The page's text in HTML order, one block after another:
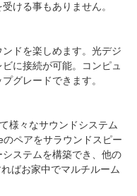
ける事もありません。
ドを楽しめます。光デジ
に接続が可能。コンピュ
グレードできます。
様々なサウンドシステム
ペアをサラウンドスピー
ステムを構築でき、他の
ばお家中でマルチルーム